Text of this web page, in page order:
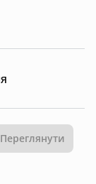
Переглянути